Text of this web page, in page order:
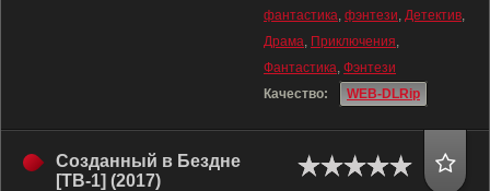
фантастика, фэнтези, Детектив,
Драма, Приключения,
Фантастика, Фэнтези
Качество:
WEB-DLRip
Созданный в Бездне
[ТВ-1] (2017)